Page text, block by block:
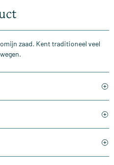
zaad. Kent traditioneel veel